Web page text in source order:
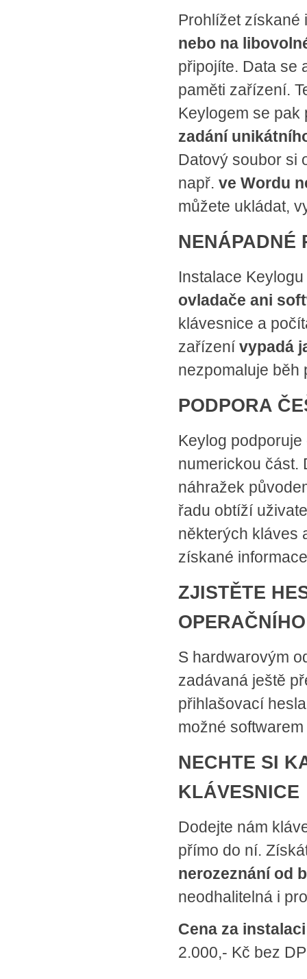
Prohlížet
nebo na
připojíte. Data se
paměti zařízení.
Keylogem se
zadání
Datový soubor si
např. ve Wordu
můžete ukládat,
NENÁPADNÉ
Instalace
ovladače ani
klávesnice a
zařízení vypadá
nezpomaluje běh
PODPORA
Keylog podporuje
numerickou část.
náhražek
řadu obtíží
některých kláves
získané
ZJISTĚTE
S hardwarovým
zadávaná ještě
přihlašovací
možné
NECHTE SI
KLÁVESNICE
Dodejte nám
přímo do ní.
nerozeznání od
neodhalitelná i
Cena za
2.000,- Kč bez